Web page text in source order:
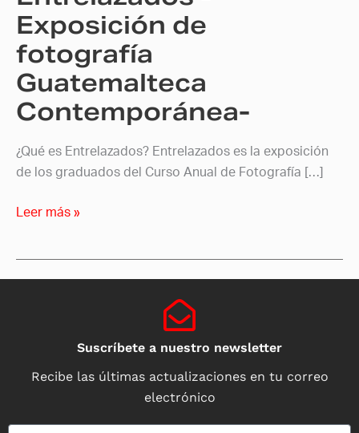
Exposición de
fotografía
Guatemalteca
Contemporánea-
¿Qué es Entrelazados? Entrelazados es la exposición
de los graduados del Curso Anual de Fotografía […]
Leer más »
Suscríbete a nuestro newsletter
Recibe las últimas actualizaciones en tu correo
electrónico